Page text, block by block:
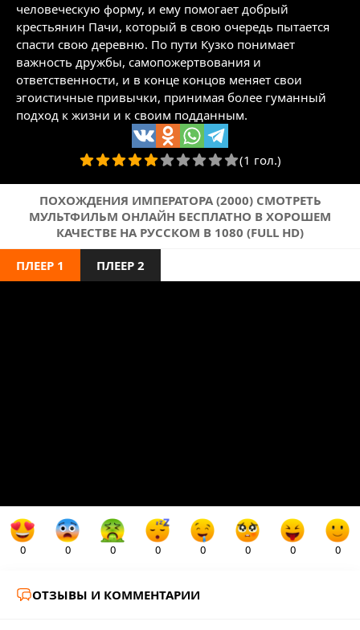
человеческую форму, и ему помогает добрый
крестьянин Пачи, который в свою очередь пытается
спасти свою деревню. По пути Кузко понимает
важность дружбы, самопожертвования и
ответственности, и в конце концов меняет свои
эгоистичные привычки, принимая более гуманный
подход к жизни и к своим подданным.
(1 гол.)
ПОХОЖДЕНИЯ ИМПЕРАТОРА (2000) СМОТРЕТЬ
МУЛЬТФИЛЬМ ОНЛАЙН БЕСПЛАТНО В ХОРОШЕМ
КАЧЕСТВЕ НА РУССКОМ В 1080 (FULL HD)
ПЛЕЕР 1 ПЛЕЕР 2
0 0 0 0 0 0 0 0
ОТЗЫВЫ И КОММЕНТАРИИ